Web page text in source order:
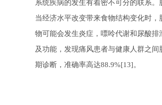
系统疾病的发生有着密不可分的联系
当经济水平改变带来食物结构变化时
物可能会发生炎症，嘌呤代谢和尿酸
及功能，发现痛风患者与健康人群之
期诊断，准确率高达88.9%[13]。